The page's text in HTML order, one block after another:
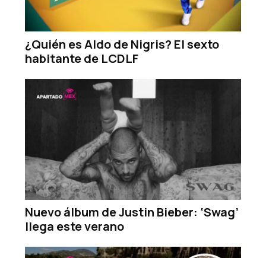
¿Quién es Aldo de Nigris? El sexto
habitante de LCDLF
Nuevo álbum de Justin Bieber: ‘Swag’
llega este verano